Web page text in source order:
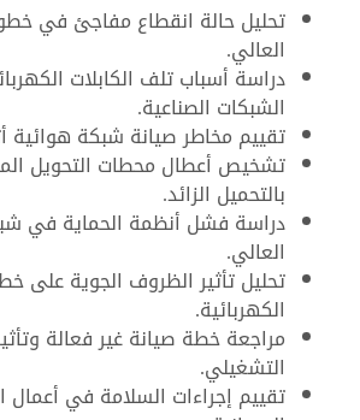
تحليل حالة انقطاع مفاجئ في
العالي.
دراسة أسباب تلف الكابلات
الشبكات الصناعية.
تقييم مخاطر صيانة شبكة هوائية
تشخيص أعطال محطات التحويل
بالتحميل الزائد.
دراسة فشل أنظمة الحماية في
العالي.
تحليل تأثير الظروف الجوية على
الكهربائية.
مراجعة خطة صيانة غير فعالة
التشغيلي.
تقييم إجراءات السلامة في أعمال